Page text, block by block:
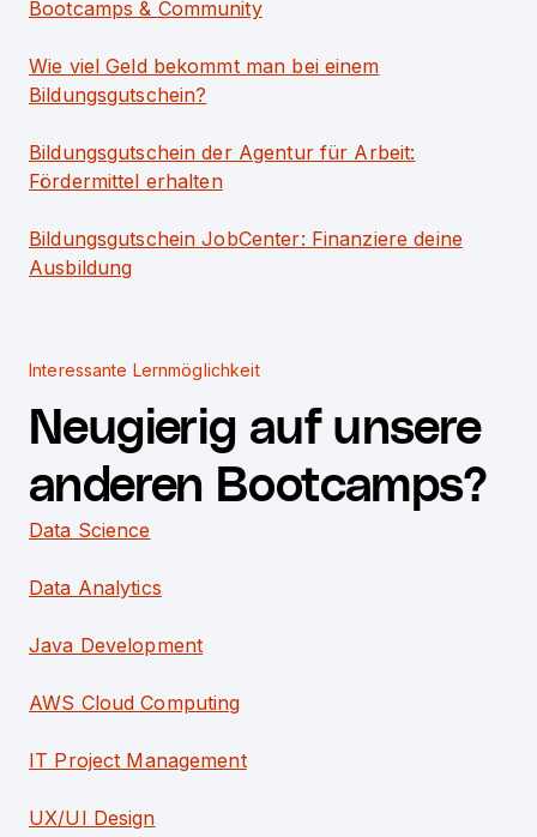
Bootcamps & Community
Wie viel Geld bekommt man bei einem
Bildungsgutschein?
Bildungsgutschein der Agentur für Arbeit:
Fördermittel erhalten
Bildungsgutschein JobCenter: Finanziere deine
Ausbildung
Interessante Lernmöglichkeit
Neugierig auf unsere
anderen Bootcamps?
Data Science
Data Analytics
Java Development
AWS Cloud Computing
IT Project Management
UX/UI Design